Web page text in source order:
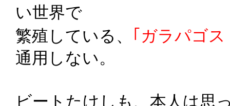
い世界で
繁殖している、
｢ガラパゴ
通用しない。
ビートたけしも、本人は思